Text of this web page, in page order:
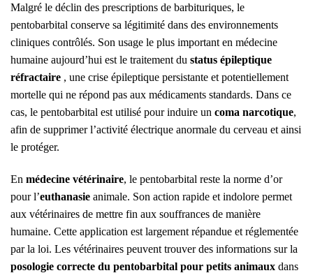
Malgré le déclin des prescriptions de barbituriques, le
pentobarbital conserve sa légitimité dans des environnements
cliniques contrôlés. Son usage le plus important en médecine
humaine aujourd’hui est le traitement du status épileptique
réfractaire , une crise épileptique persistante et potentiellement
mortelle qui ne répond pas aux médicaments standards. Dans ce
cas, le pentobarbital est utilisé pour induire un coma narcotique,
afin de supprimer l’activité électrique anormale du cerveau et ainsi
le protéger.
En médecine vétérinaire, le pentobarbital reste la norme d’or
pour l’euthanasie animale. Son action rapide et indolore permet
aux vétérinaires de mettre fin aux souffrances de manière
humaine. Cette application est largement répandue et réglementée
par la loi. Les vétérinaires peuvent trouver des informations sur la
posologie correcte du pentobarbital pour petits animaux dans